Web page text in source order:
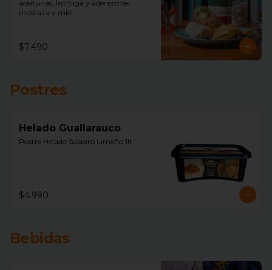
aceitunas, lechuga y aderezo de
mostaza y miel.
$7.490
Postres
Helado Guallarauco
Postre Helado Suspiro Limeño 1lt
$4.990
Bebidas